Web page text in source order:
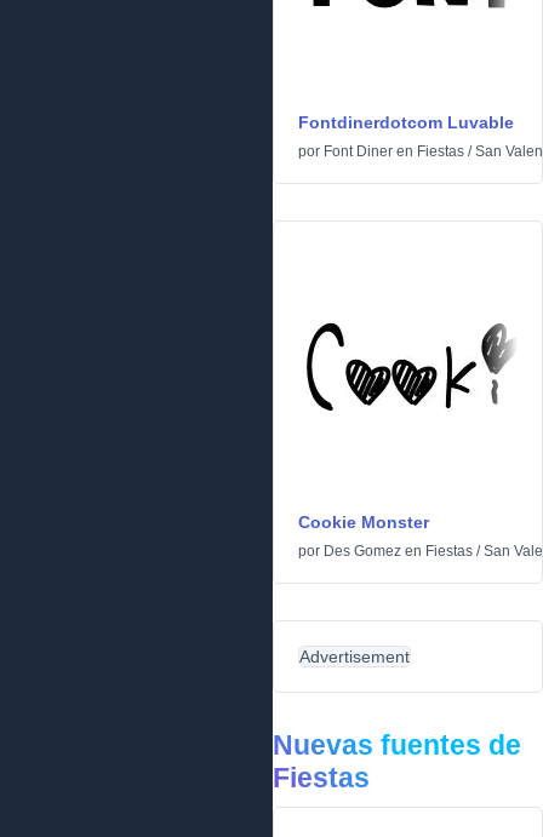
Fontdinerdotcom Luvable
por Font Diner en Fiestas /San
Cookie Monster
por Des Gomez en Fiestas /San
Advertisement
Nuevas fuentes de
Fiestas